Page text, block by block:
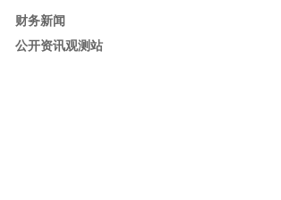
财务新闻
公开资讯观测站